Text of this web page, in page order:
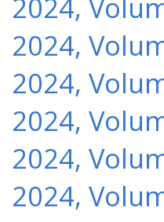
2024,
2024,
2024,
2024,
2024,